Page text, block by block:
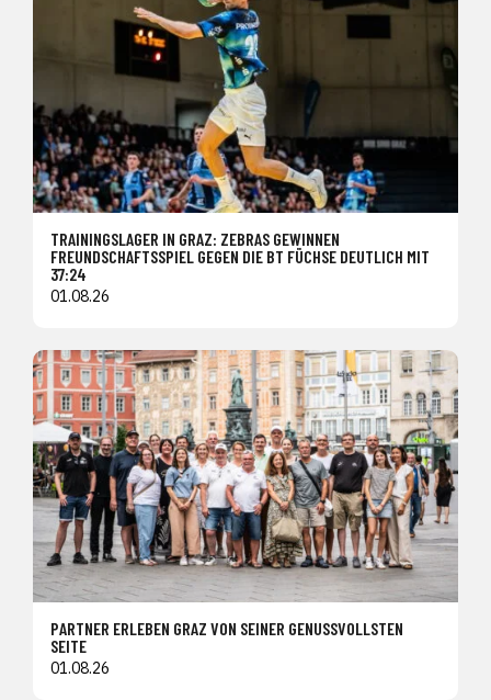
TRAININGSLAGER IN GRAZ: ZEBRAS GEWINNEN
FREUNDSCHAFTSSPIEL GEGEN DIE BT FÜCHSE DEUTLICH MIT
37:24
01.08.26
PARTNER ERLEBEN GRAZ VON SEINER GENUSSVOLLSTEN
SEITE
01.08.26